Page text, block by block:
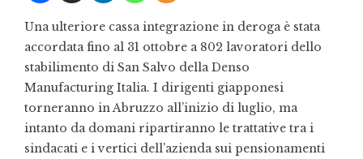
Una ulteriore cassa integrazione in deroga è stata
accordata fino al 31 ottobre a 802 lavoratori dello
stabilimento di San Salvo della Denso
Manufacturing Italia. I dirigenti giapponesi
torneranno in Abruzzo all’inizio di luglio, ma
intanto da domani ripartiranno le trattative tra i
sindacati e i vertici dell’azienda sui pensionamenti